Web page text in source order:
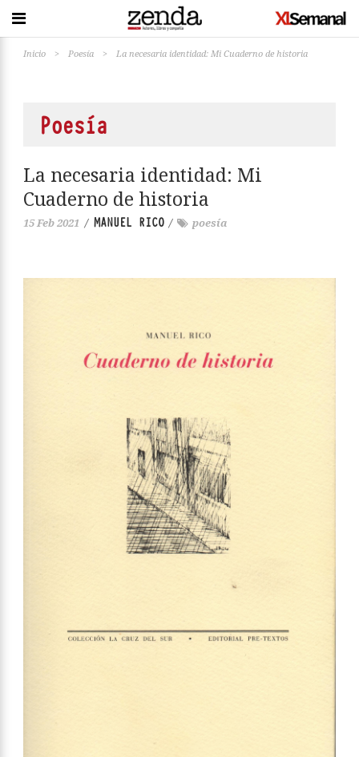
Inicio > Poesía > La necesaria identidad: Mi Cuaderno de historia
Poesía
La necesaria identidad: Mi
Cuaderno de historia
15 Feb 2021 / MANUEL RICO / poesía